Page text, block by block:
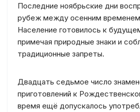
Последние ноябрьские дни
рубеж между осенним временем
Население готовилось к
примечая природные знаки и
традиционные запреты.
Двадцать седьмое число
приготовлений к
время ещё допускалось